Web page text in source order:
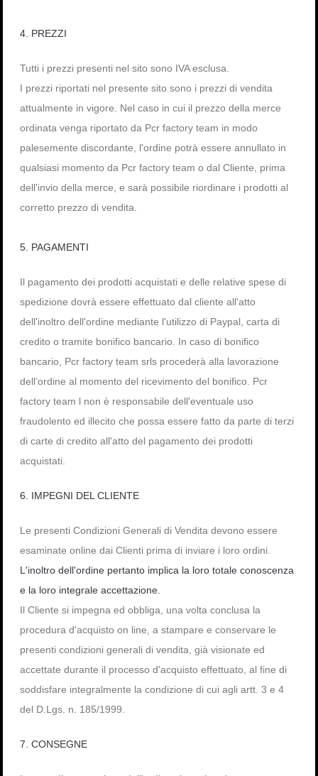
4. PREZZI
Tutti i prezzi presenti nel sito sono IVA esclusa.
I prezzi riportati nel presente sito sono i prezzi di vendita
attualmente in vigore. Nel caso in cui il prezzo della merce
ordinata venga riportato da Pcr factory team in modo
palesemente discordante, l'ordine potrà essere annullato in
qualsiasi momento da Pcr factory team o dal Cliente, prima
dell'invio della merce, e sarà possibile riordinare i prodotti al
corretto prezzo di vendita.
5. PAGAMENTI
Il pagamento dei prodotti acquistati e delle relative spese di
spedizione dovrà essere effettuato dal cliente all'atto
dell'inoltro dell'ordine mediante l'utilizzo di Paypal, carta di
credito o tramite bonifico bancario. In caso di bonifico
bancario, Pcr factory team srls procederà alla lavorazione
dell’ordine al momento del ricevimento del bonifico. Pcr
factory team l non è responsabile dell'eventuale uso
fraudolento ed illecito che possa essere fatto da parte di terzi
di carte di credito all'atto del pagamento dei prodotti
acquistati.
6. IMPEGNI DEL CLIENTE
Le presenti Condizioni Generali di Vendita devono essere
esaminate online dai Clienti prima di inviare i loro ordini.
L'inoltro dell'ordine pertanto implica la loro totale conoscenza
e la loro integrale accettazione.
Il Cliente si impegna ed obbliga, una volta conclusa la
procedura d'acquisto on line, a stampare e conservare le
presenti condizioni generali di vendita, già visionate ed
accettate durante il processo d'acquisto effettuato, al fine di
soddisfare integralmente la condizione di cui agli artt. 3 e 4
del D.Lgs. n. 185/1999.
7. CONSEGNE